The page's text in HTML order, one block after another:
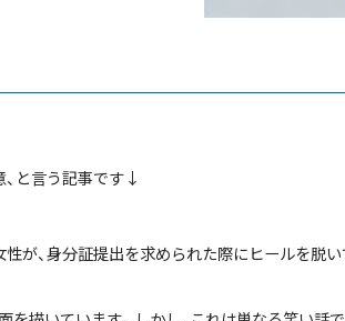
と言う記事です↓
が、身分証提出を求められた際にヒールを脱